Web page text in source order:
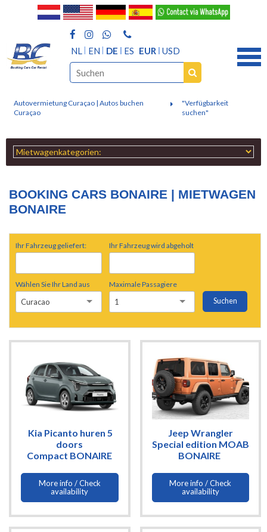
NL EN DE ES EUR USD
Autovermietung Curaçao | Autos buchen
Curaçao
"Verfügbarkeit
suchen"
BOOKING CARS BONAIRE | MIETWAGEN
BONAIRE
Wählen Sie Ihr Land aus
Curacao
Ihr Fahrzeug geliefert: Ihr Fahrzeug wird abgeholt
Maximale Passagiere
1 Suchen
Kia Picanto huren 5
doors
Compact BONAIRE
More info / Check
availability
Jeep Wrangler
Special edition MOAB
BONAIRE
More info / Check
availability